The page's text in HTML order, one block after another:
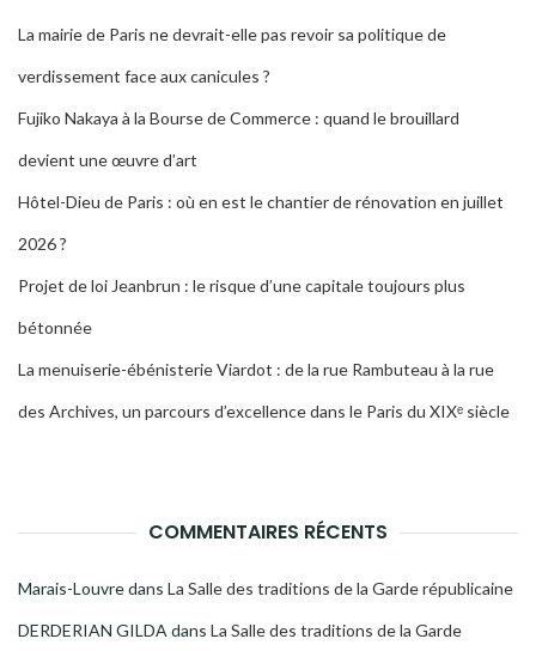
La mairie de Paris ne devrait-elle pas revoir sa politique de
verdissement face aux canicules ?
Fujiko Nakaya à la Bourse de Commerce : quand le brouillard
devient une œuvre d’art
Hôtel-Dieu de Paris : où en est le chantier de rénovation en juillet
2026 ?
Projet de loi Jeanbrun : le risque d’une capitale toujours plus
bétonnée
La menuiserie-ébénisterie Viardot : de la rue Rambuteau à la rue
des Archives, un parcours d’excellence dans le Paris du XIXᵉ siècle
COMMENTAIRES RÉCENTS
Marais-Louvredans La Salle des traditions de la Garde républicaine
DERDERIAN GILDA dans La Salle des traditions de la Garde